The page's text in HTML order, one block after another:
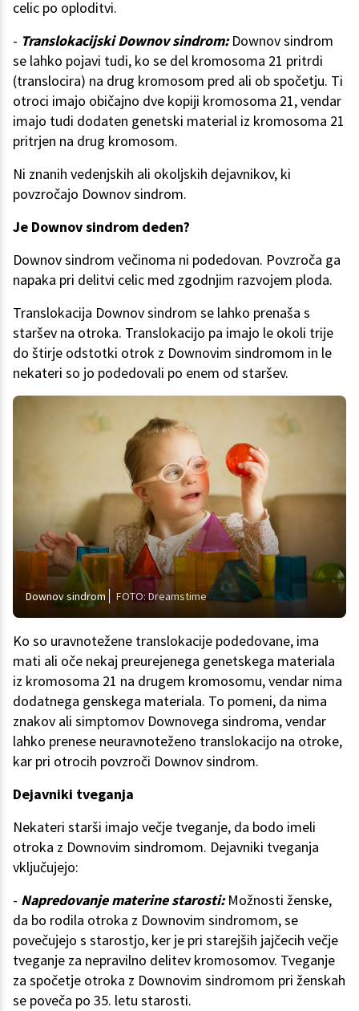
celic po oploditvi.
- Translokacijski Downov sindrom:Downov sindrom
se lahko pojavi tudi, ko se del kromosoma 21 pritrdi
(translocira) na drug kromosom pred ali ob spočetju. Ti
otroci imajo običajno dve kopiji kromosoma 21, vendar
imajo tudi dodaten genetski material iz kromosoma 21
pritrjen na drug kromosom.
Ni znanih vedenjskih ali okoljskih dejavnikov, ki
povzročajo Downov sindrom.
Je Downov sindrom deden?
Downov sindrom večinoma ni podedovan. Povzroča ga
napaka pri delitvi celic med zgodnjim razvojem ploda.
Translokacija Downov sindrom se lahko prenaša s
staršev na otroka. Translokacijo pa imajo le okoli trije
do štirje odstotki otrok z Downovim sindromom in le
nekateri so jo podedovali po enem od staršev.
Downov sindrom FOTO: Dreamstime
Ko so uravnotežene translokacije podedovane, ima
mati ali oče nekaj preurejenega genetskega materiala
iz kromosoma 21 na drugem kromosomu, vendar nima
dodatnega genskega materiala. To pomeni, da nima
znakov ali simptomov Downovega sindroma, vendar
lahko prenese neuravnoteženo translokacijo na otroke,
kar pri otrocih povzroči Downov sindrom.
Dejavniki tveganja
Nekateri starši imajo večje tveganje, da bodo imeli
otroka z Downovim sindromom. Dejavniki tveganja
vključujejo:
- Napredovanje materine starosti:Možnosti ženske,
da bo rodila otroka z Downovim sindromom, se
povečujejo s starostjo, ker je pri starejših jajčecih večje
tveganje za nepravilno delitev kromosomov. Tveganje
za spočetje otroka z Downovim sindromom pri ženskah
se poveča po 35. letu starosti.